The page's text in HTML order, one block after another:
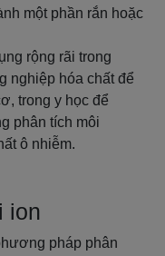
một phần rắn hoặc
rộng rãi trong
nghiệp hóa chất để
trong y học để
phân tích môi
ô nhiễm.
ion
pháp phân